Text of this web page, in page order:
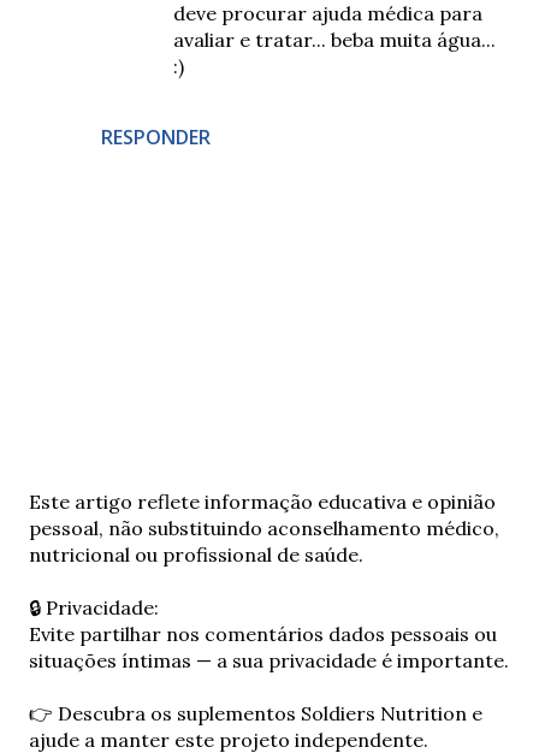
RESPONDER
deve procurar ajuda médica para
avaliar e tratar... beba muita água...
:)
E
n
v
a
r
u
c
o
Este artigo reflete informação educativa e opinião
pessoal, não substituindo aconselhamento médico,
nutricional ou profissional de saúde.
🔒 Privacidade:
Evite partilhar nos comentários dados pessoais ou
situações íntimas — a sua privacidade é importante.
👉 Descubra os suplementos Soldiers Nutrition e
ajude a manter este projeto independente.